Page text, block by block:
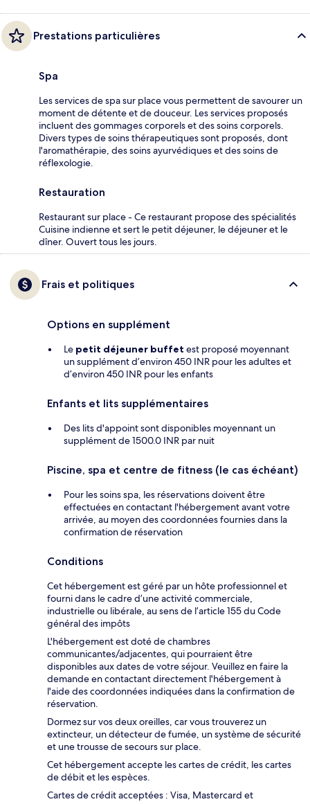
Prestations particulières
Spa
Les services de spa sur place vous permettent de savourer un
moment de détente et de douceur. Les services proposés
incluent des gommages corporels et des soins corporels.
Divers types de soins thérapeutiques sont proposés, dont
l'aromathérapie, des soins ayurvédiques et des soins de
réflexologie.
Restauration
Restaurant sur place - Ce restaurant propose des spécialités
Cuisine indienne et sert le petit déjeuner, le déjeuner et le
dîner. Ouvert tous les jours.
Frais et politiques
Options en supplément
Le petit déjeuner buffet est proposé moyennant
un supplément d’environ 450 INR pour les adultes et
d’environ 450 INR pour les enfants
Enfants et lits supplémentaires
Des lits d'appoint sont disponibles moyennant un
supplément de 1500.0 INR par nuit
Piscine, spa et centre de fitness (le cas échéant)
Pour les soins spa, les réservations doivent être
effectuées en contactant l'hébergement avant votre
arrivée, au moyen des coordonnées fournies dans la
confirmation de réservation
Conditions
Cet hébergement est géré par un hôte professionnel et
fourni dans le cadre d’une activité commerciale,
industrielle ou libérale, au sens de l’article 155 du Code
général des impôts
L'hébergement est doté de chambres
communicantes/adjacentes, qui pourraient être
disponibles aux dates de votre séjour. Veuillez en faire la
demande en contactant directement l'hébergement à
l'aide des coordonnées indiquées dans la confirmation de
réservation.
Dormez sur vos deux oreilles, car vous trouverez un
extincteur, un détecteur de fumée, un système de sécurité
et une trousse de secours sur place.
Cet hébergement accepte les cartes de crédit, les cartes
de débit et les espèces.
Cartes de crédit acceptées : Visa, Mastercard et